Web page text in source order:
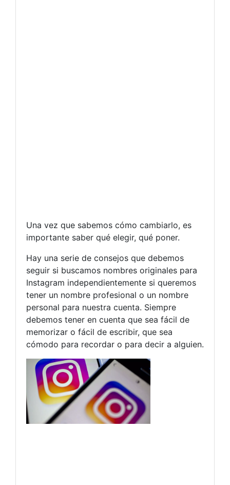
Una vez que sabemos cómo cambiarlo, es
importante saber qué elegir, qué poner.
Hay una serie de consejos que debemos
seguir si buscamos nombres originales para
Instagram independientemente si queremos
tener un nombre profesional o un nombre
personal para nuestra cuenta. Siempre
debemos tener en cuenta que sea fácil de
memorizar o fácil de escribir, que sea
cómodo para recordar o para decir a alguien.